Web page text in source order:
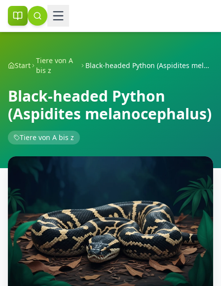
Start
Tiere von A
bis z
Black-headed Python (Aspidites melanocephalus)
Black-headed Python
(Aspidites melanocephalus)
Tiere von A bis z